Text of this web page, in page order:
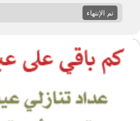
تم الإنتهاء